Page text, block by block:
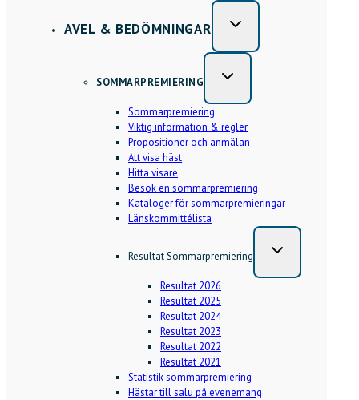
AVEL & BEDÖMNINGAR
SOMMARPREMIERING
Sommarpremiering
Viktig information & regler
Propositioner och anmälan
Att visa häst
Hitta visare
Besök en sommarpremiering
Kataloger för sommarpremieringar
Länskommittélista
Resultat Sommarpremiering
Resultat 2026
Resultat 2025
Resultat 2024
Resultat 2023
Resultat 2022
Resultat 2021
Statistik sommarpremiering
Hästar till salu på evenemang